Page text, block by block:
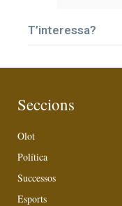
T’interessa?
Seccions
Olot
Política
Successos
Esports